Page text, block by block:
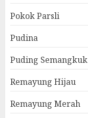
Pokok Parsli
Pudina
Puding Semangkuk
Remayung Hijau
Remayung Merah